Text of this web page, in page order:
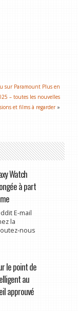
sur Paramount Plus en
– toutes les nouvelles
et films à regarder »
Watch
à part
E-mail
la
nous
le point de
au
approuvé